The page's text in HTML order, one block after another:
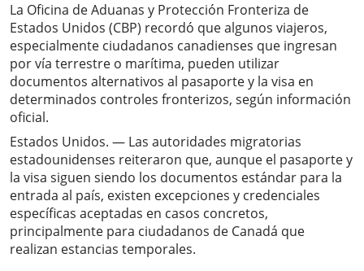
La Oficina de Aduanas y Protección Fronteriza de
Estados Unidos (CBP) recordó que algunos viajeros,
especialmente ciudadanos canadienses que ingresan
por vía terrestre o marítima, pueden utilizar
documentos alternativos al pasaporte y la visa en
determinados controles fronterizos, según información
oficial.
Estados Unidos. — Las autoridades migratorias
estadounidenses reiteraron que, aunque el pasaporte y
la visa siguen siendo los documentos estándar para la
entrada al país, existen excepciones y credenciales
específicas aceptadas en casos concretos,
principalmente para ciudadanos de Canadá que
realizan estancias temporales.